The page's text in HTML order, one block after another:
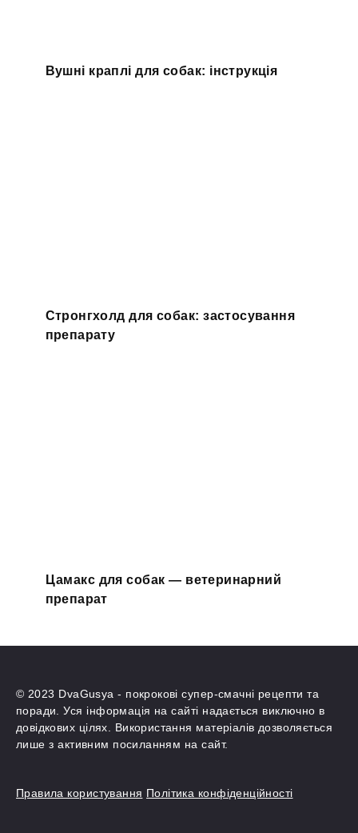
Вушні краплі для собак: інструкція
Стронгхолд для собак: застосування
препарату
Цамакс для собак — ветеринарний
препарат
© 2023 DvaGusya - покрокові супер-смачні рецепти та
поради. Уся інформація на сайті надається виключно в
довідкових цілях. Використання матеріалів дозволяється
лише з активним посиланням на сайт.
Правила користування Політика конфіденційності